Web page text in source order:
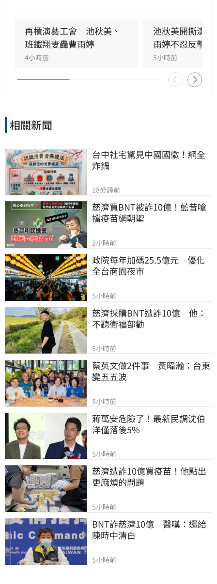
發她通告就會斷手斷腳，導致演藝事業一落千
丈，從一週七天通告的當紅歌手淪為過往雲煙。
再槓演藝工會　池秋美、
班鐵翔妻轟曹雨婷
4小時前
池秋美開撕演
雨婷不忍反擊了
5小時前
相關新聞
台中社宅驚見中國國徽！網全
炸鍋
18分鐘前
慈濟買BNT被詐10億！藍昔嗆
擋疫苗網朝聖
2小時前
政院每年加碼25.5億元　優化
全台商圈夜市
5小時前
慈濟採購BNT遭詐10億　他：
不聽衛福部勸
5小時前
蔡英文做2件事　黃暐瀚：台東
變五五波
5小時前
蔣萬安危險了！最新民調沈伯
洋僅落後5%
5小時前
慈濟遭詐10億買疫苗！他點出
更麻煩的問題
5小時前
BNT詐慈濟10億　醫嘆：還給
陳時中清白
5小時前